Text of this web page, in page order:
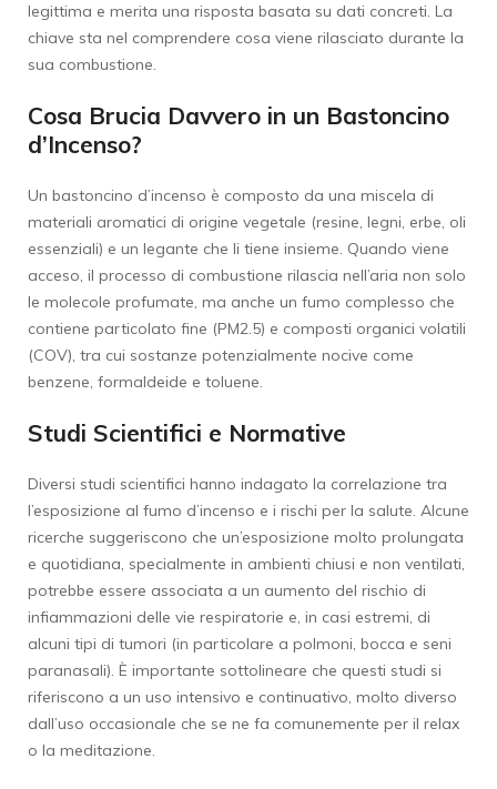
legittima e merita una risposta basata su dati concreti. La
chiave sta nel comprendere cosa viene rilasciato durante la
sua combustione.
Cosa Brucia Davvero in un Bastoncino
d’Incenso?
Un bastoncino d’incenso è composto da una miscela di
materiali aromatici di origine vegetale (resine, legni, erbe, oli
essenziali) e un legante che li tiene insieme. Quando viene
acceso, il processo di combustione rilascia nell’aria non solo
le molecole profumate, ma anche un fumo complesso che
contiene particolato fine (PM2.5) e composti organici volatili
(COV), tra cui sostanze potenzialmente nocive come
benzene, formaldeide e toluene.
Studi Scientifici e Normative
Diversi studi scientifici hanno indagato la correlazione tra
l’esposizione al fumo d’incenso e i rischi per la salute. Alcune
ricerche suggeriscono che un’esposizione molto prolungata
e quotidiana, specialmente in ambienti chiusi e non ventilati,
potrebbe essere associata a un aumento del rischio di
infiammazioni delle vie respiratorie e, in casi estremi, di
alcuni tipi di tumori (in particolare a polmoni, bocca e seni
paranasali). È importante sottolineare che questi studi si
riferiscono a un uso intensivo e continuativo, molto diverso
dall’uso occasionale che se ne fa comunemente per il relax
o la meditazione.